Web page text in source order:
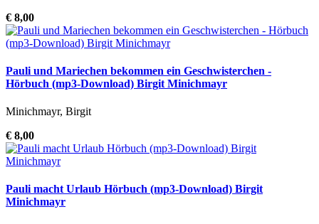
€ 8,00
Pauli und Mariechen bekommen ein Geschwisterchen -
Hörbuch (mp3-Download) Birgit Minichmayr
Minichmayr, Birgit
€ 8,00
Pauli macht Urlaub Hörbuch (mp3-Download) Birgit
Minichmayr